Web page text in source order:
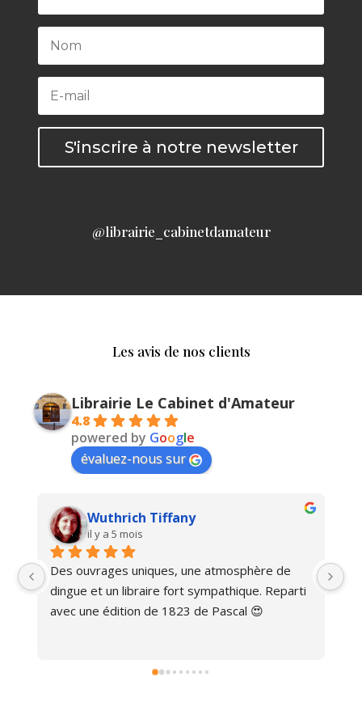
S'inscrire à notre newsletter
@librairie_cabinetdamateur
Les avis de nos clients
Librairie Le Cabinet d'Amateur
4.8
powered by Google
évaluez-nous sur
Wuthrich Tiffany
il y a 5 mois
Des ouvrages uniques, une atmosphère de
dingue et un libraire fort sympathique. Reparti
avec une édition de 1823 de Pascal 😍